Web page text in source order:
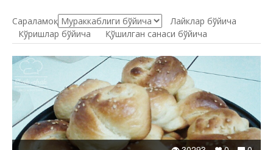
Сараламоқ:
Лайклар бўйича
Кўришлар бўйича
Қўшилган санаси бўйича